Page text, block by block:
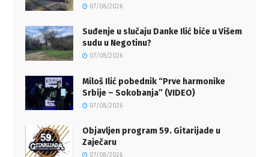
07/08/2026
Suđenje u slučaju Danke Ilić biće u Višem
sudu u Negotinu?
07/08/2026
Miloš Ilić pobednik “Prve harmonike
Srbije – Sokobanja” (VIDEO)
07/08/2026
Objavljen program 59. Gitarijade u
Zaječaru
07/08/2026